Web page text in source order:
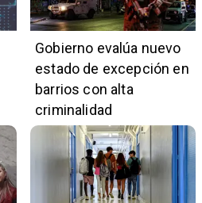
Gobierno evalúa nuevo
estado de excepción en
barrios con alta
criminalidad